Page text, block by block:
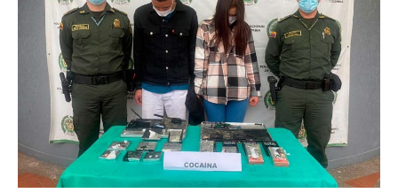
de
Pereira,
mujer